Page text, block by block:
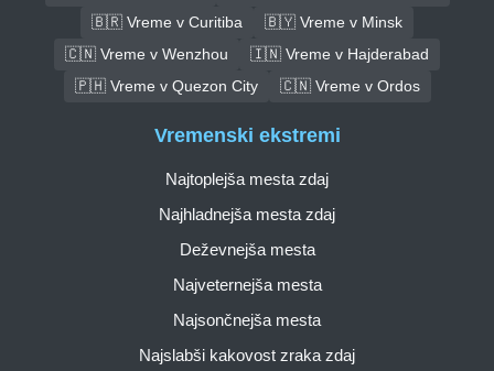
🇧🇷 Vreme v Curitiba
🇧🇾 Vreme v Minsk
🇨🇳 Vreme v Wenzhou
🇮🇳 Vreme v Hajderabad
🇵🇭 Vreme v Quezon City
🇨🇳 Vreme v Ordos
Vremenski ekstremi
Najtoplejša mesta zdaj
Najhladnejša mesta zdaj
Deževnejša mesta
Najveternejša mesta
Najsončnejša mesta
Najslabši kakovost zraka zdaj